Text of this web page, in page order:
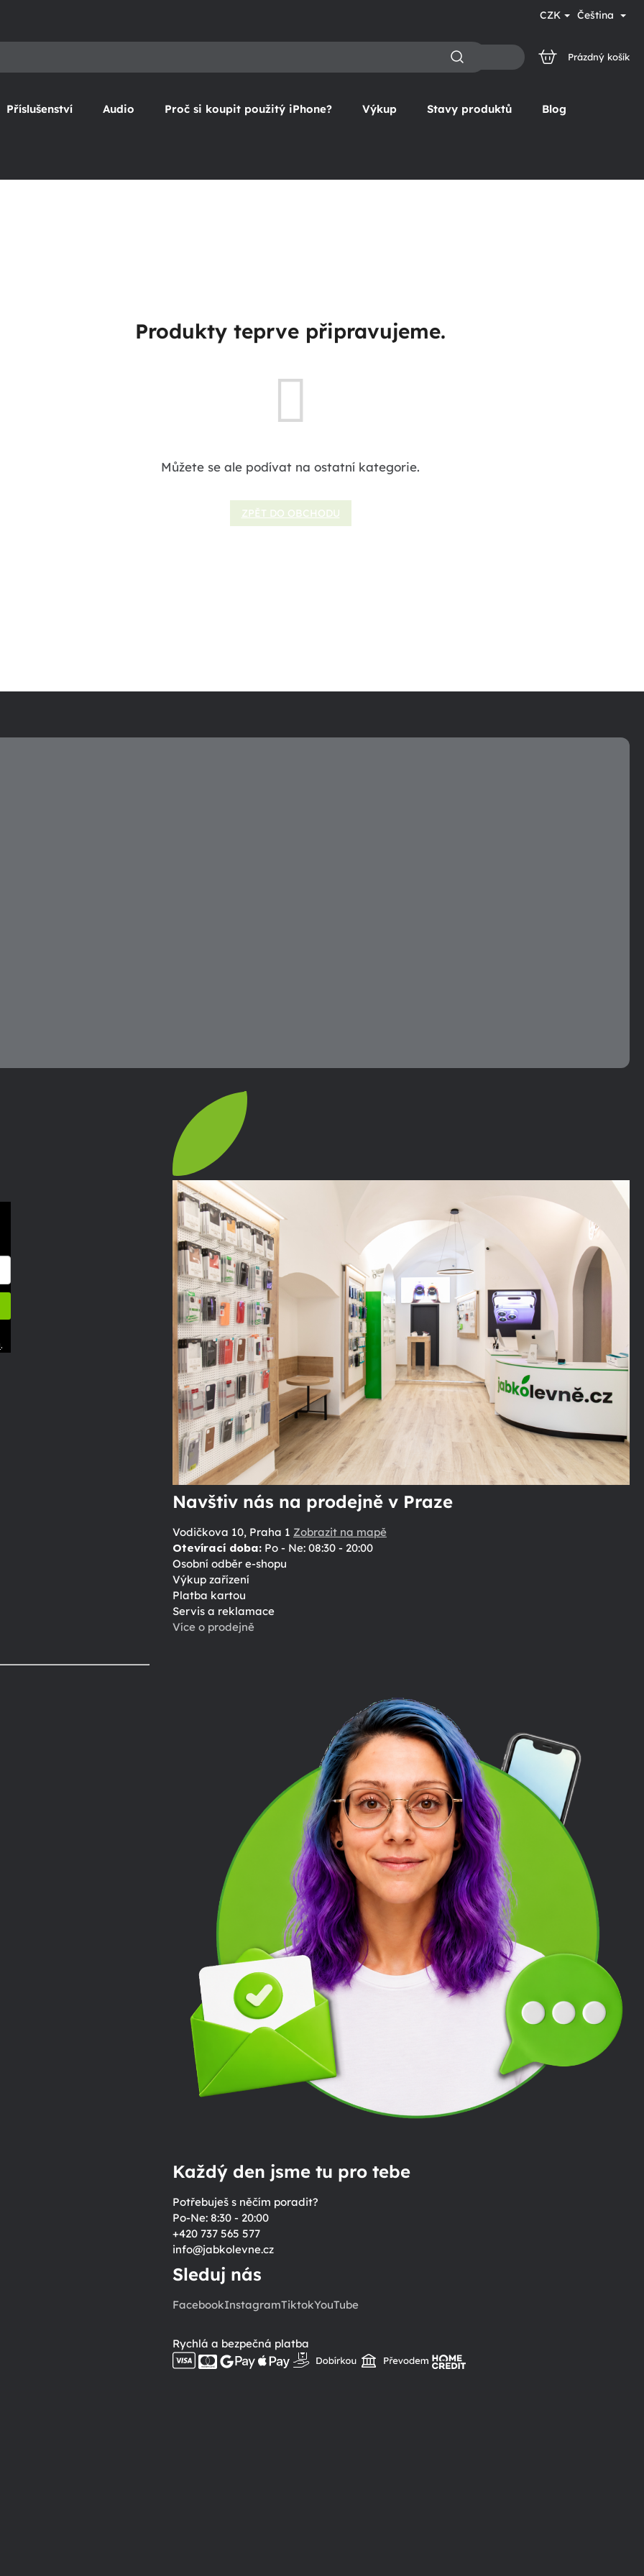
CZK Čeština
NÁKUPNÍ
Prázdný košík
Příslušenství Audio Proč si koupit použitý iPhone? Výkup Stavy produktů Blog
Produkty teprve připravujeme.
Můžete se ale podívat na ostatní kategorie.
ZPĚT DO OBCHODU
.
Navštiv nás na prodejně v Praze
Vodičkova 10, Praha 1 Zobrazit na mapě
Otevírací doba:Po - Ne: 08:30 - 20:00
Osobní odběr e-shopu
Výkup zařízení
Platba kartou
Servis a reklamace
Více o prodejně
Každý den jsme tu pro tebe
Potřebuješ s něčím poradit?
Po-Ne: 8:30 - 20:00
+420 737 565 577
info@jabkolevne.cz
Sleduj nás
FacebookInstagramTiktokYouTube
Rychlá a bezpečná platba